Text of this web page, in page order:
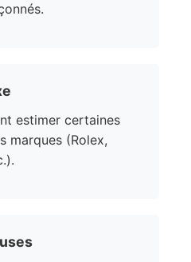
estimer certaines
marques (Rolex,